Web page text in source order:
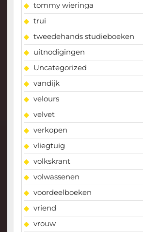
tommy wieringa
trui
tweedehands studieboeken
uitnodigingen
Uncategorized
vandijk
velours
velvet
verkopen
vliegtuig
volkskrant
volwassenen
voordeelboeken
vriend
vrouw